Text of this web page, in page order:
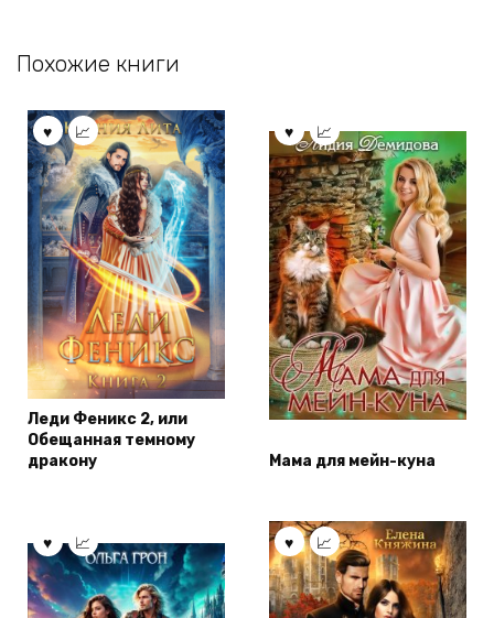
Похожие книги
Леди Феникс 2, или
Обещанная темному
дракону
Мама для мейн-куна